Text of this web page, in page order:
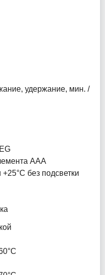
удержание, мин. /
ААА
без подсветки